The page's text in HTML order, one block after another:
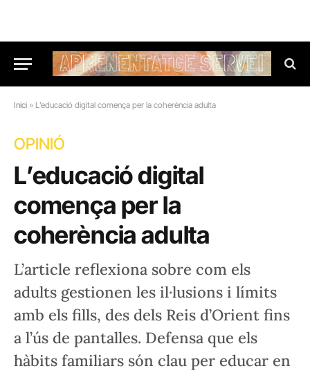
Inici » L’educació digital comença per la coherència adulta
OPINIÓ
L’educació digital
comença per la
coherència adulta
L’article reflexiona sobre com els
adults gestionen les il·lusions i límits
amb els fills, des dels Reis d’Orient fins
a l’ús de pantalles. Defensa que els
hàbits familiars són clau per educar en